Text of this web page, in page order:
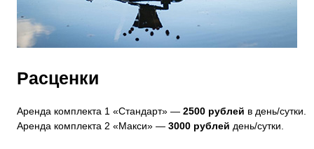
Расценки
Аренда комплекта 1 «Стандарт» — 2500 рублей в день/сутки.
Аренда комплекта 2 «Макси» — 3000 рублей день/сутки.